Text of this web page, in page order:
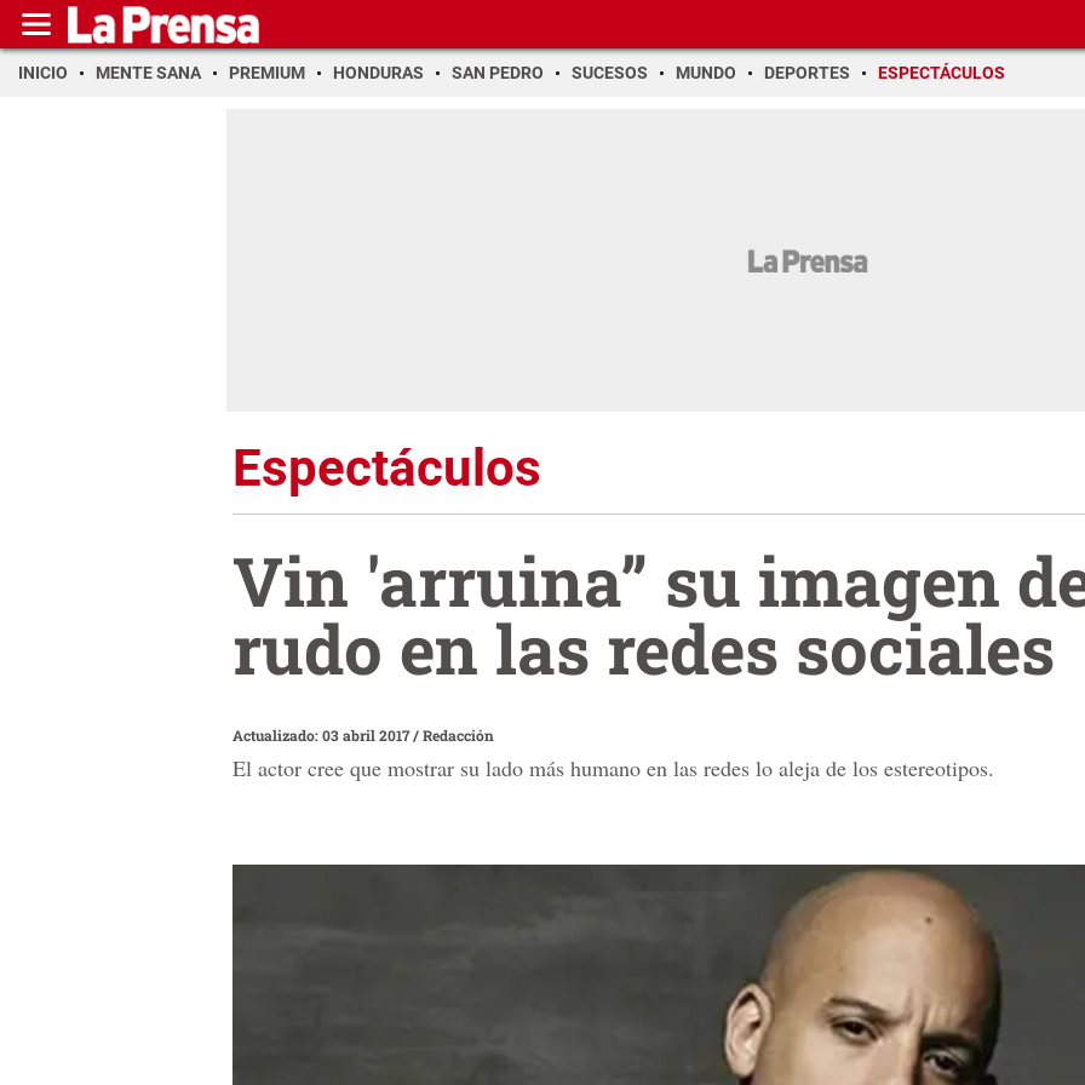
INICIO MENTE SANA PREMIUM HONDURAS SAN PEDRO SUCESOS MUNDO DEPORTES ESPECTÁCULOS
Espectáculos
Vin 'arruina” su imagen
rudo en las redes sociales
Actualizado: 03 abril 2017/Redacción
El actor cree que mostrar su lado más humano en las redes lo aleja de los estereotipos.